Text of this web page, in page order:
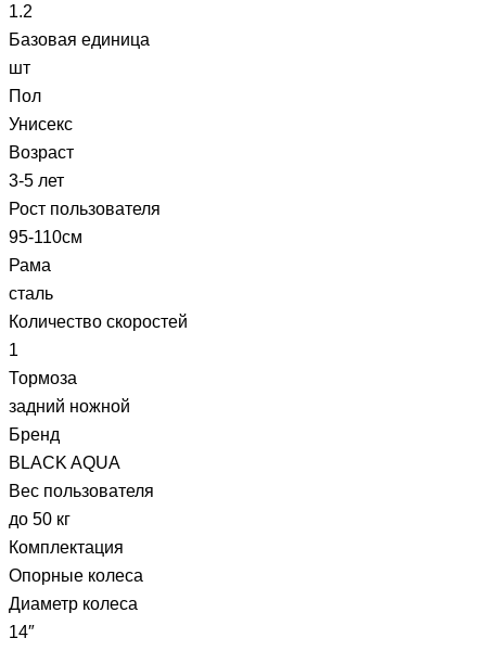
1.2
Базовая единица
шт
Пол
Унисекс
Возраст
3-5 лет
Рост пользователя
95-110см
Рама
сталь
Количество скоростей
1
Тормоза
задний ножной
Бренд
BLACK AQUA
Вес пользователя
до 50 кг
Комплектация
Опорные колеса
Диаметр колеса
14″